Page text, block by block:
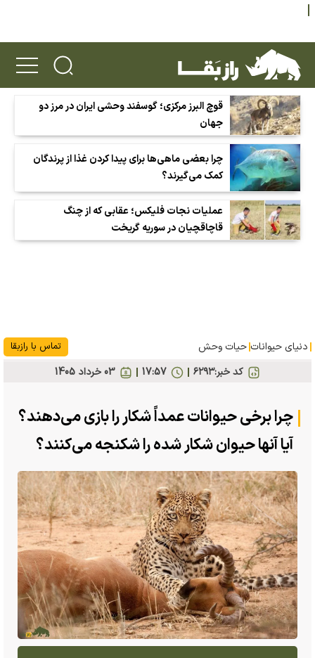
قوچ البرز مرکزی؛ گوسفند وحشی ایران در مرز دو
جهان
چرا بعضی ماهی‌ها برای پیدا کردن غذا از پرندگان
کمک می‌گیرند؟
عملیات نجات فلیکس؛ عقابی که از چنگ
قاچاقچیان در سوریه گریخت
دنیای حیوانات حیات وحش تماس با رازبقا
کد خبر:۶۲۹۳ 03 خرداد 1405 17:57
چرا برخی حیوانات عمداً شکار را بازی می‌دهند؟
آیا آنها حیوان شکار شده را شکنجه می‌کنند؟